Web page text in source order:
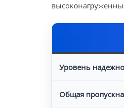
Уровень
Общая